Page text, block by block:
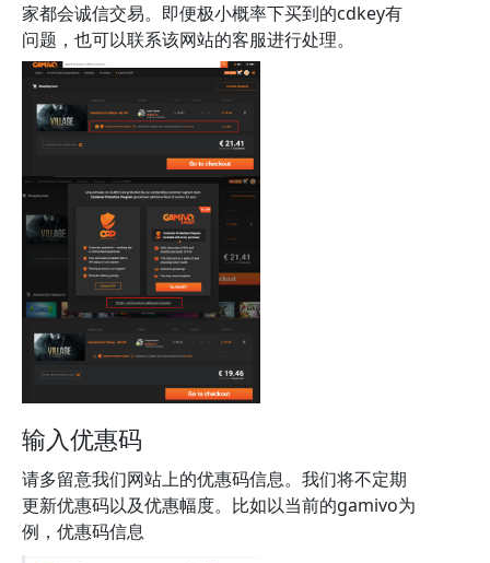
家都会诚信交易。即便极小概率下买到的cdkey有
问题，也可以联系该网站的客服进行处理。
输入优惠码
请多留意我们网站上的优惠码信息。我们将不定期
更新优惠码以及优惠幅度。比如以当前的gamivo为
例，优惠码信息